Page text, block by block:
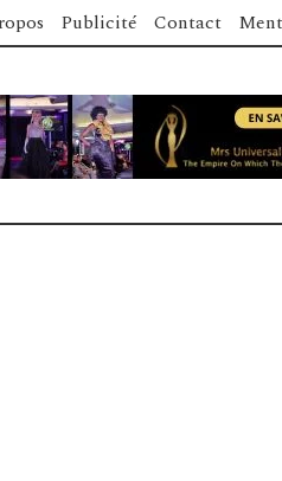
Publicité Contact